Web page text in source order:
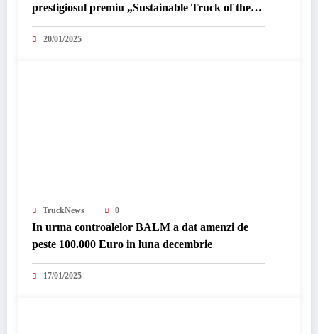
prestigiosul premiu „Sustainable Truck of the
Year”
20/01/2025
TruckNews 0
In urma controalelor BALM a dat amenzi de
peste 100.000 Euro in luna decembrie
17/01/2025